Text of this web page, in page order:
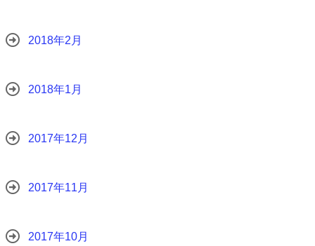
2018年2月
2018年1月
2017年12月
2017年11月
2017年10月